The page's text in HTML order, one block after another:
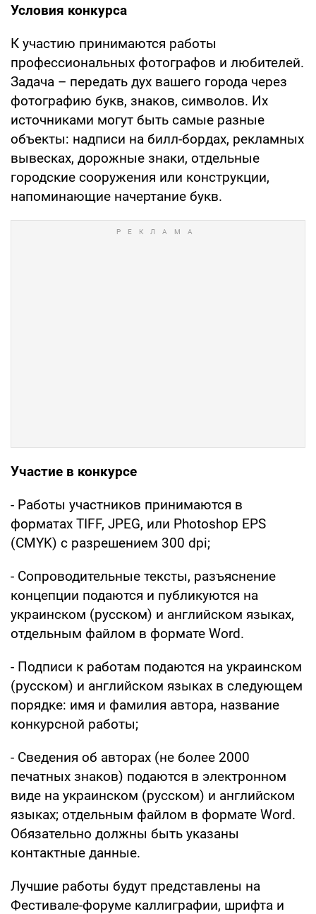
Условия конкурса
К участию принимаются работы
профессиональных фотографов и любителей.
Задача – передать дух вашего города через
фотографию букв, знаков, символов. Их
источниками могут быть самые разные
объекты: надписи на билл-бордах, рекламных
вывесках, дорожные знаки, отдельные
городские сооружения или конструкции,
напоминающие начертание букв.
Участие в конкурсе
- Работы участников принимаются в
форматах TIFF, JPEG, или Photoshop EPS
(CMYK) с разрешением 300 dpi;
- Сопроводительные тексты, разъяснение
концепции подаются и публикуются на
украинском (русском) и английском языках,
отдельным файлом в формате Word.
- Подписи к работам подаются на украинском
(русском) и английском языках в следующем
порядке: имя и фамилия автора, название
конкурсной работы;
- Сведения об авторах (не более 2000
печатных знаков) подаются в электронном
виде на украинском (русском) и английском
языках; отдельным файлом в формате Word.
Обязательно должны быть указаны
контактные данные.
Лучшие работы будут представлены на
Фестивале-форуме каллиграфии, шрифта и